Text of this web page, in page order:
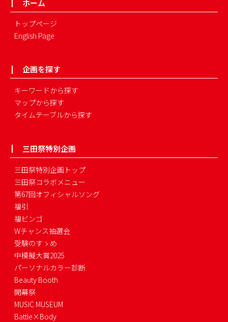
ホーム
トップページ
English Page
企画を探す
キーワードから探す
マップから探す
タイムテーブルから探す
三田祭特別企画
三田祭特別企画トップ
三田祭コラボメニュー
第67回オフィシャルソング
福引
福ビンゴ
Wチャンス抽選会
受験のすゝめ
中模擬大賞2025
パーソナルカラー診断
Beauty Booth
開幕祭
MUSIC MUSEUM
Battle×Body